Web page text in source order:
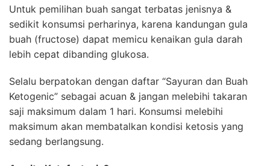
Untuk pemilihan buah sangat terbatas jenisnya &
sedikit konsumsi perharinya, karena kandungan gula
buah (fructose) dapat memicu kenaikan gula darah
lebih cepat dibanding glukosa.
Selalu berpatokan dengan daftar “Sayuran dan Buah
Ketogenic” sebagai acuan & jangan melebihi takaran
saji maksimum dalam 1 hari. Konsumsi melebihi
maksimum akan membatalkan kondisi ketosis yang
sedang berlangsung.